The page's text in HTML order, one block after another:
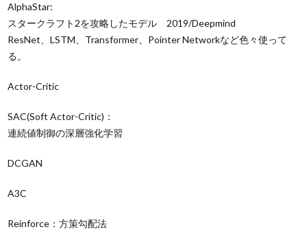
AlphaStar:
スタークラフト2を攻略したモデル 2019/Deepmind
ResNet、LSTM、Transformer、Pointer Networkなど色々使って
る。
Actor-Critic
SAC(Soft Actor-Critic)：
連続値制御の深層強化学習
DCGAN
A3C
Reinforce：方策勾配法